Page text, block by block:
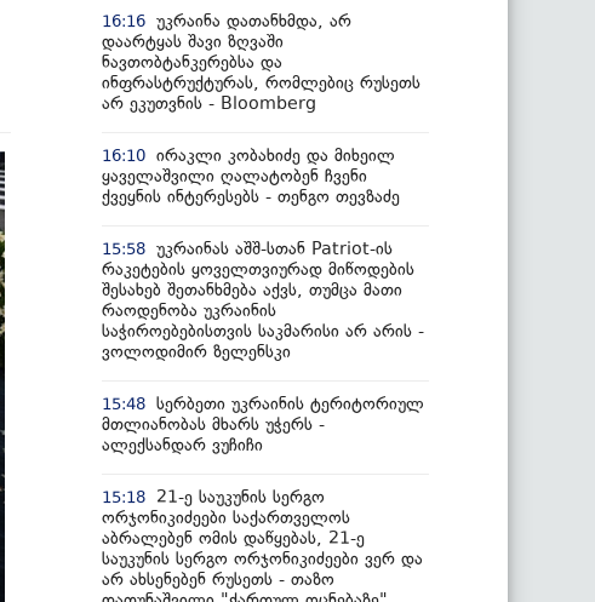
16:16 უკრაინა დათანხმდა, არ
დაარტყას შავი ზღვაში
ნავთობტანკერებსა და
ინფრასტრუქტურას, რომლებიც რუსეთს
არ ეკუთვნის - Bloomberg
16:10 ირაკლი კობახიძე და მიხეილ
ყაველაშვილი ღალატობენ ჩვენი
ქვეყნის ინტერესებს - თენგო თევზაძე
15:58 უკრაინას აშშ-სთან Patriot-ის
რაკეტების ყოველთვიურად მიწოდების
შესახებ შეთანხმება აქვს, თუმცა მათი
რაოდენობა უკრაინის
საჭიროებებისთვის საკმარისი არ არის -
ვოლოდიმირ ზელენსკი
15:48 სერბეთი უკრაინის ტერიტორიულ
მთლიანობას მხარს უჭერს -
ალექსანდარ ვუჩიჩი
15:18
21-ე საუკუნის სერგო
ორჯონიკიძეები საქართველოს
აბრალებენ ომის დაწყებას, 21-ე
საუკუნის სერგო ორჯონიკიძეები ვერ და
არ ახსენებენ რუსეთს - თაზო